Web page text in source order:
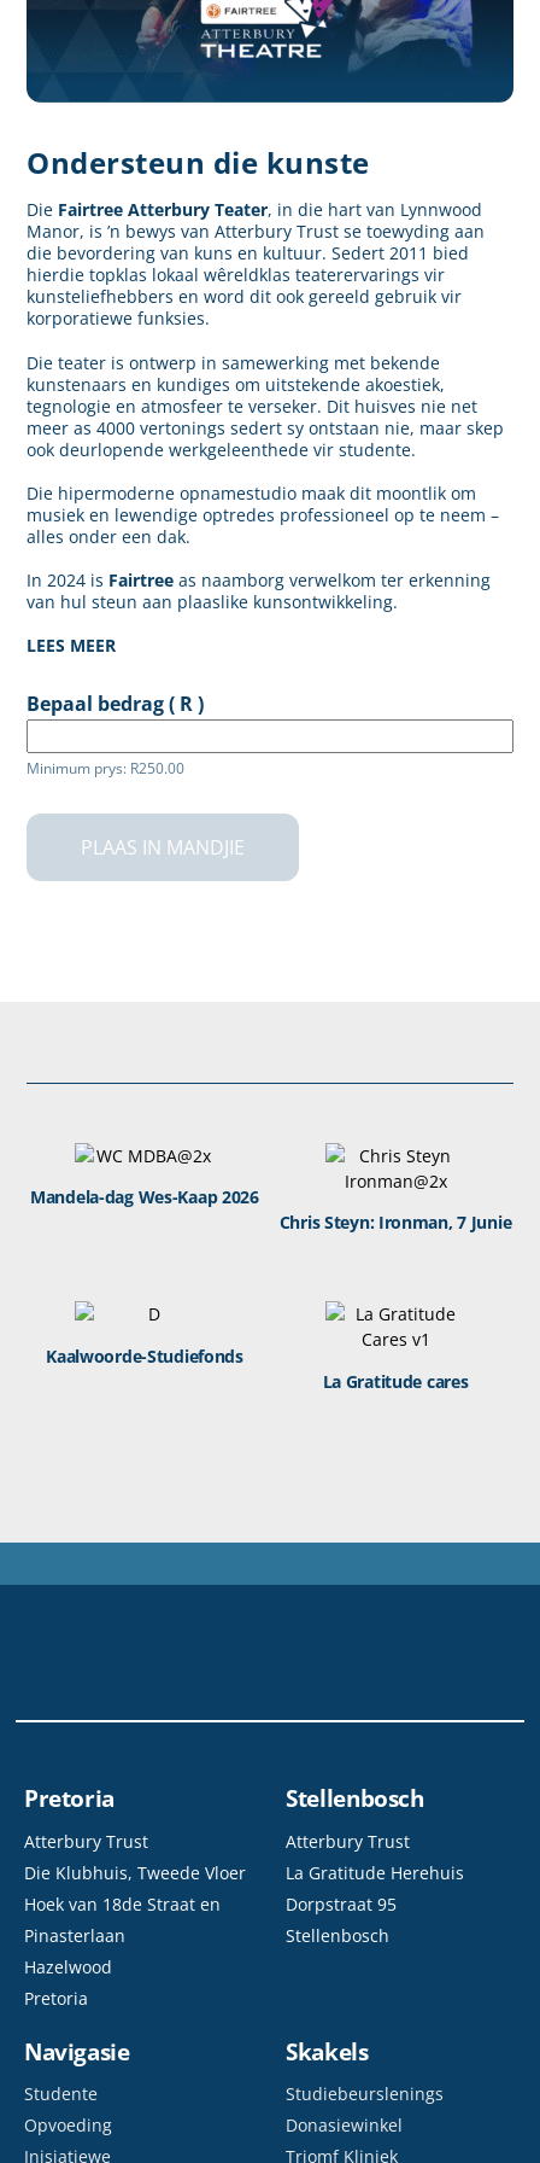
Ondersteun die kunste
Die Fairtree Atterbury Teater, in die hart van Lynnwood
Manor, is ’n bewys van Atterbury Trust se toewyding aan
die bevordering van kuns en kultuur. Sedert 2011 bied
hierdie topklas lokaal wêreldklas teaterervarings vir
kunsteliefhebbers en word dit ook gereeld gebruik vir
korporatiewe funksies.
Die teater is ontwerp in samewerking met bekende
kunstenaars en kundiges om uitstekende akoestiek,
tegnologie en atmosfeer te verseker. Dit huisves nie net
meer as 4000 vertonings sedert sy ontstaan nie, maar skep
ook deurlopende werkgeleenthede vir studente.
Die hipermoderne opnamestudio maak dit moontlik om
musiek en lewendige optredes professioneel op te neem –
alles onder een dak.
In 2024 is Fairtree as naamborg verwelkom ter erkenning
van hul steun aan plaaslike kunsontwikkeling.
LEES MEER
Bepaal bedrag( R )
Minimum prys: R250.00
PLAAS IN MANDJIE
Mandela-dag Wes-Kaap 2026
Chris Steyn: Ironman, 7 Junie
Kaalwoorde-Studiefonds
La Gratitude cares
Pretoria
Atterbury Trust
Die Klubhuis, Tweede Vloer
Hoek van 18de Straat en
Pinasterlaan
Hazelwood
Pretoria
Stellenbosch
Atterbury Trust
La Gratitude Herehuis
Dorpstraat 95
Stellenbosch
Navigasie
Studente
Opvoeding
Inisiatiewe
Skakels
Studiebeurslenings
Donasiewinkel
Triomf Kliniek